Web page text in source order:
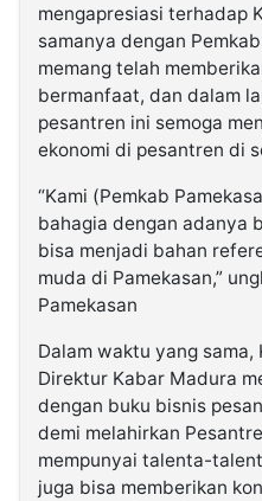
mengapresiasi terhadap
samanya dengan
memang telah
bermanfaat, dan dalam
pesantren ini semoga
ekonomi di pesantren di
“Kami (Pemkab
bahagia dengan adanya
bisa menjadi bahan
muda di Pamekasan,”
Pamekasan
Dalam waktu yang sama,
Direktur Kabar Madura
dengan buku bisnis
demi melahirkan
mempunyai talenta-
juga bisa memberikan